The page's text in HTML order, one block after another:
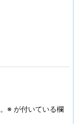
※ が付いている欄